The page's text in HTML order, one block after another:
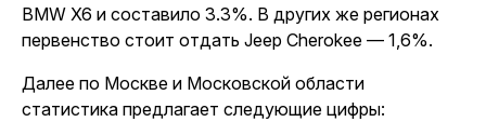
BMW X6 и составило 3.3%. В других же регионах
первенство стоит отдать Jeep Cherokee — 1,6%.
Далее по Москве и Московской области
статистика предлагает следующие цифры: